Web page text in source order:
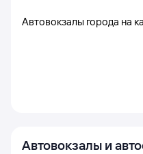
Автовокзалы города на
Автовокзалы и